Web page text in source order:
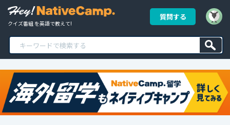
クイズ番組 を英語で教えて!
質問する